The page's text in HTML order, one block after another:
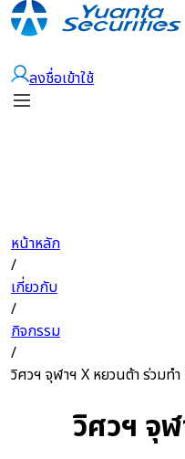
ลงชื่อเข้าใช้
หน้าหลัก
/
เกี่ยวกับ
/
กิจกรรม
/
วิศวฯ จุฬาฯ X หยวนต้า ร่วม
วิศวฯ จุ